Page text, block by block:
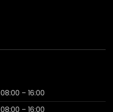
08:00 – 16:00
08:00 – 16:00